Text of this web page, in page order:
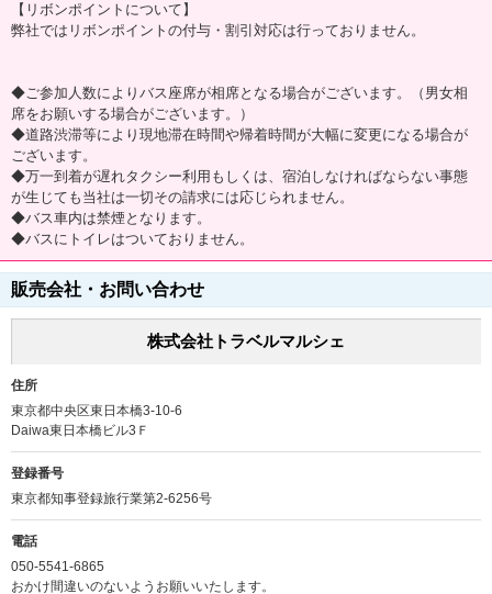
【リボンポイントについて】
弊社ではリボンポイントの付与・割引対応は行っておりません。
◆ご参加人数によりバス座席が相席となる場合がございます。（男女相
席をお願いする場合がございます。）
◆道路渋滞等により現地滞在時間や帰着時間が大幅に変更になる場合が
ございます。
◆万一到着が遅れタクシー利用もしくは、宿泊しなければならない事態
が生じても当社は一切その請求には応じられません。
◆バス車内は禁煙となります。
◆バスにトイレはついておりません。
販売会社・お問い合わせ
株式会社トラベルマルシェ
住所
東京都中央区東日本橋3-10-6
Daiwa東日本橋ビル3Ｆ
登録番号
東京都知事登録旅行業第2-6256号
電話
050-5541-6865
おかけ間違いのないようお願いいたします。